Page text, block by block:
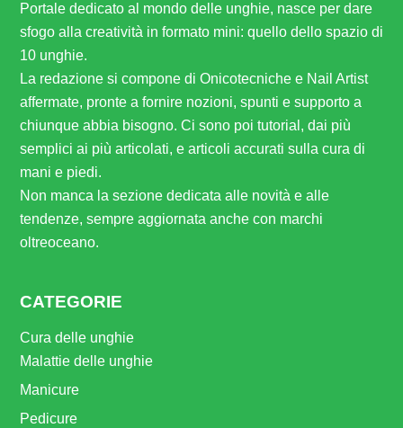
Portale dedicato al mondo delle unghie, nasce per dare
sfogo alla creatività in formato mini: quello dello spazio di
10 unghie.
La redazione si compone di Onicotecniche e Nail Artist
affermate, pronte a fornire nozioni, spunti e supporto a
chiunque abbia bisogno. Ci sono poi tutorial, dai più
semplici ai più articolati, e articoli accurati sulla cura di
mani e piedi.
Non manca la sezione dedicata alle novità e alle
tendenze, sempre aggiornata anche con marchi
oltreoceano.
CATEGORIE
Cura delle unghie
Malattie delle unghie
Manicure
Pedicure